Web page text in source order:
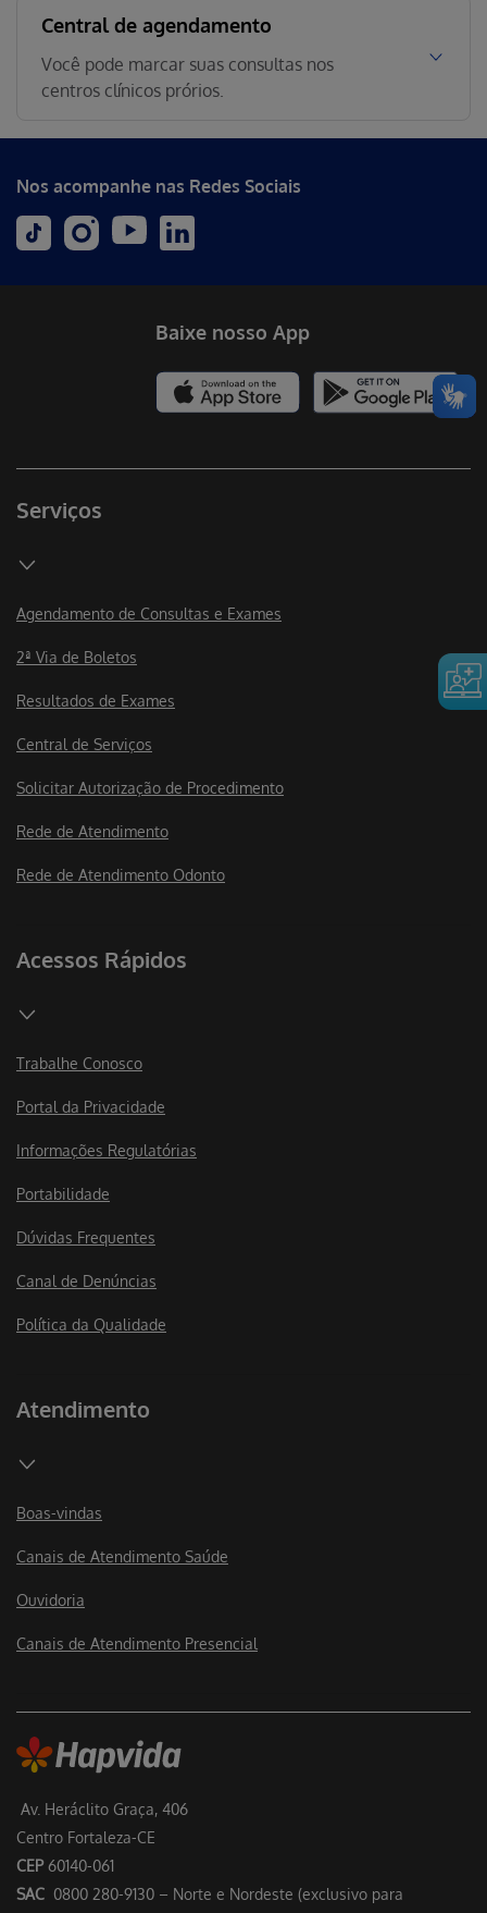
Central de agendamento
Você pode marcar suas consultas nos
centros clínicos prórios.
Nos acompanhe nas Redes Sociais
Av. Heráclito Graça, 406
Centro Fortaleza-CE
CEP60140-061
SAC 0800 280-9130 – Norte e Nordeste (exclusivo para
Serviços
Agendamento de Consultas e Exames
2ª Via de Boletos
Resultados de Exames
Central de Serviços
Solicitar Autorização de Procedimento
Rede de Atendimento
Rede de Atendimento Odonto
Acessos Rápidos
Trabalhe Conosco
Portal da Privacidade
Informações Regulatórias
Portabilidade
Dúvidas Frequentes
Canal de Denúncias
Política da Qualidade
Atendimento
Boas-vindas
Canais de Atendimento Saúde
Ouvidoria
Canais de Atendimento Presencial
Baixe nosso App